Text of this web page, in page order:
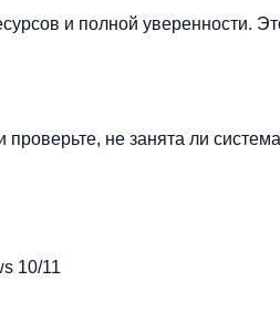
и полной уверенности.
проверьте, не занята ли
10/11